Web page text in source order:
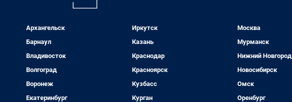
Архангельск
Барнаул
Владивосток
Волгоград
Воронеж
Екатеринбург
Иркутск
Казань
Краснодар
Красноярск
Кузбасс
Курган
Москва
Мурманск
Нижний Новгород
Новосибирск
Омск
Оренбург